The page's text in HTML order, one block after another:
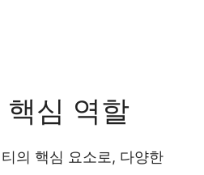
심 역할
의 핵심 요소로, 다양한